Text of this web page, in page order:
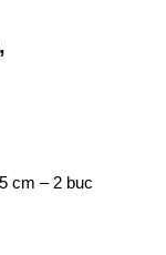
cm – 2 buc